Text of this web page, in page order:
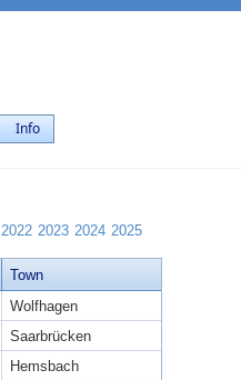
Info
2022 2023 2024 2025
Town
Wolfhagen
Saarbrücken
Hemsbach